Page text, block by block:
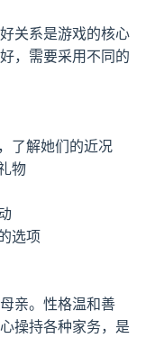
关系是游戏的核心
，需要采用不同的
了解她们的近况
物
选项
亲。性格温和善
操持各种家务，是